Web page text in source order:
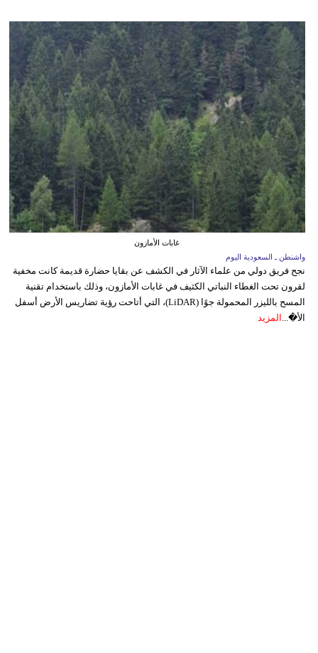
غابات الأمازون
واشنطن ـ السعودية اليوم
نجح فريق دولي من علماء الآثار في الكشف عن بقايا حضارة قديمة كانت مخفية
لقرون تحت الغطاء النباتي الكثيف في غابات الأمازون، وذلك باستخدام تقنية
المسح بالليزر المحمولة جوًا (LiDAR)، التي أتاحت رؤية تضاريس الأرض أسفل
الأ�... المزيد